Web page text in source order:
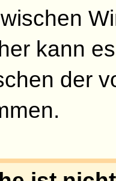
Beiträge schreiben
Thema in
auf
oder
erst